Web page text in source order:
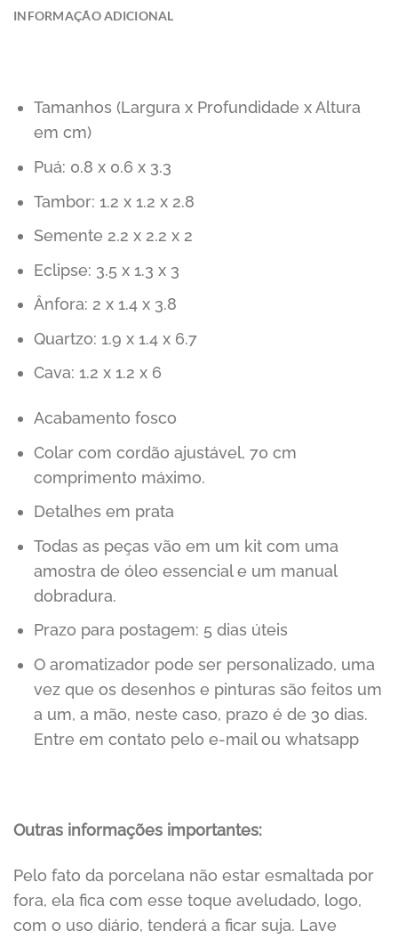
INFORMAÇÃO ADICIONAL
Tamanhos (Largura x Profundidade x Altura
em cm)
Puá: 0.8 x 0.6 x 3.3
Tambor: 1.2 x 1.2 x 2.8
Semente 2.2 x 2.2 x 2
Eclipse: 3.5 x 1.3 x 3
Ânfora: 2 x 1.4 x 3.8
Quartzo: 1.9 x 1.4 x 6.7
Cava: 1.2 x 1.2 x 6
Acabamento fosco
Colar com cordão ajustável, 70 cm
comprimento máximo.
Detalhes em prata
Todas as peças vão em um kit com uma
amostra de óleo essencial e um manual
dobradura.
Prazo para postagem: 5 dias úteis
O aromatizador pode ser personalizado, uma
vez que os desenhos e pinturas são feitos um
a um, a mão, neste caso, prazo é de 30 dias.
Entre em contato pelo e-mail ou whatsapp
Outras informações importantes:
Pelo fato da porcelana não estar esmaltada por
fora, ela fica com esse toque aveludado, logo,
com o uso diário, tenderá a ficar suja. Lave